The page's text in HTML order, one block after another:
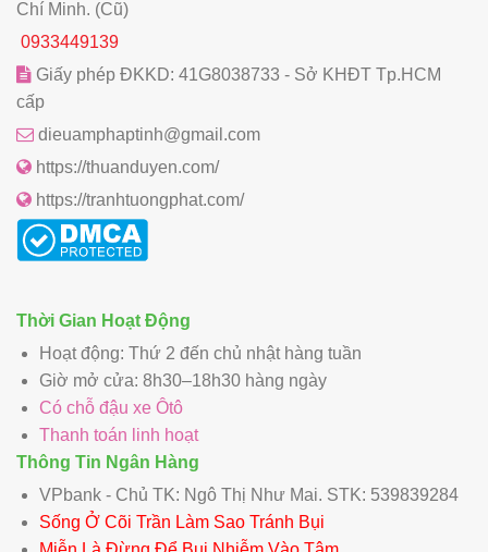
Chí Minh. (Cũ)
0933449139
Giấy phép ĐKKD: 41G8038733 - Sở KHĐT Tp.HCM
cấp
dieuamphaptinh@gmail.com
https://thuanduyen.com/
https://tranhtuongphat.com/
Thời Gian Hoạt Động
Hoạt động: Thứ 2 đến chủ nhật hàng tuần
Giờ mở cửa: 8h30–18h30 hàng ngày
Có chỗ đậu xe Ôtô
Thanh toán linh hoạt
Thông Tin Ngân Hàng
VPbank - Chủ TK: Ngô Thị Như Mai. STK: 539839284
Sống Ở Cõi Trần Làm Sao Tránh Bụi